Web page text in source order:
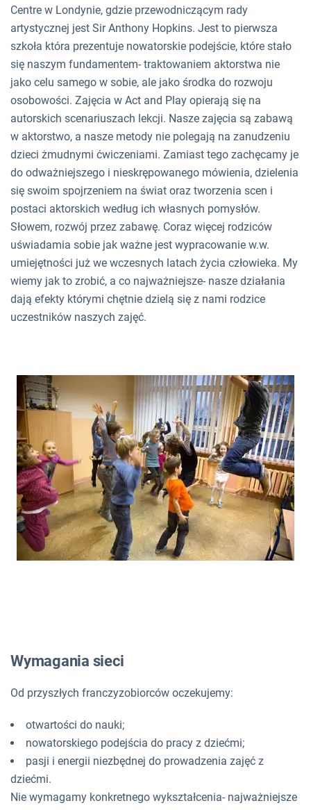
Centre w Londynie, gdzie przewodniczącym rady
artystycznej jest Sir Anthony Hopkins. Jest to pierwsza
szkoła która prezentuje nowatorskie podejście, które stało
się naszym fundamentem- traktowaniem aktorstwa nie
jako celu samego w sobie, ale jako środka do rozwoju
osobowości. Zajęcia w Act and Play opierają się na
autorskich scenariuszach lekcji. Nasze zajęcia są zabawą
w aktorstwo, a nasze metody nie polegają na zanudzeniu
dzieci żmudnymi ćwiczeniami. Zamiast tego zachęcamy je
do odważniejszego i nieskrępowanego mówienia, dzielenia
się swoim spojrzeniem na świat oraz tworzenia scen i
postaci aktorskich według ich własnych pomysłów.
Słowem, rozwój przez zabawę. Coraz więcej rodziców
uświadamia sobie jak ważne jest wypracowanie w.w.
umiejętności już we wczesnych latach życia człowieka. My
wiemy jak to zrobić, a co najważniejsze- nasze działania
dają efekty którymi chętnie dzielą się z nami rodzice
uczestników naszych zajęć.
Wymagania sieci
Od przyszłych franczyzobiorców oczekujemy:
otwartości do nauki;
nowatorskiego podejścia do pracy z dziećmi;
pasji i energii niezbędnej do prowadzenia zajęć z
dziećmi.
Nie wymagamy konkretnego wykształcenia- najważniejsze